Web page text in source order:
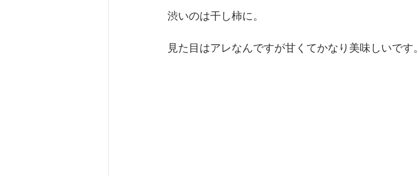
渋いのは干し柿に。
見た目はアレなんですが甘くてかなり美味しいです。